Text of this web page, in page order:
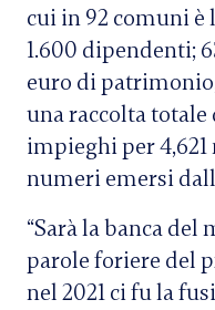
cui in 92 comuni è
1.600 dipendenti;
euro di
una raccolta
impieghi per
numeri emersi
“Sarà la banca del
parole foriere del
nel 2021 ci fu la